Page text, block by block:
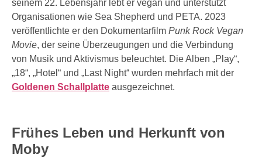
seinem 22. Lebensjahr lebt er vegan und unterstützt
Organisationen wie Sea Shepherd und PETA. 2023
veröffentlichte er den Dokumentarfilm Punk Rock Vegan
Movie, der seine Überzeugungen und die Verbindung
von Musik und Aktivismus beleuchtet. Die Alben „Play“,
„18“, „Hotel“ und „Last Night“ wurden mehrfach mit der
Goldenen Schallplatte ausgezeichnet.
Frühes Leben und Herkunft von
Moby